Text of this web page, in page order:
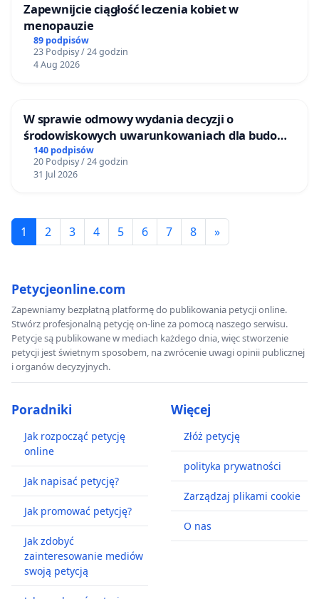
Zapewnijcie ciągłość leczenia kobiet w
menopauzie
89 podpisów
23 Podpisy / 24 godzin
4 Aug 2026
W sprawie odmowy wydania decyzji o
środowiskowych uwarunkowaniach dla budowy
zakładu wytwarzania biometanu „Krynki” w
Ostrowiu Południowym oraz ochrony
mieszkańców i Puszczy Knyszyńskiej
140 podpisów
20 Podpisy / 24 godzin
31 Jul 2026
1 2 3 4 5 6 7 8 »
Petycjeonline.com
Zapewniamy bezpłatną platformę do publikowania petycji online.
Stwórz profesjonalną petycję on-line za pomocą naszego serwisu.
Petycje są publikowane w mediach każdego dnia, więc stworzenie
petycji jest świetnym sposobem, na zwrócenie uwagi opinii publicznej
i organów decyzyjnych.
Poradniki
Jak rozpocząć petycję
online
Jak napisać petycję?
Jak promować petycję?
Jak zdobyć
zainteresowanie mediów
swoją petycją
Więcej
Złóż petycję
polityka prywatności
Zarządzaj plikami cookie
O nas